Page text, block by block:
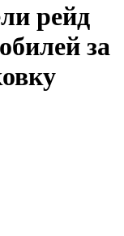
рейд
за